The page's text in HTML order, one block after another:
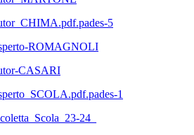
5
ROMAGNOLI
CASARI
1
24_